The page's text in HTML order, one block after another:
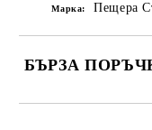
Марка: Пещера
БЪРЗА